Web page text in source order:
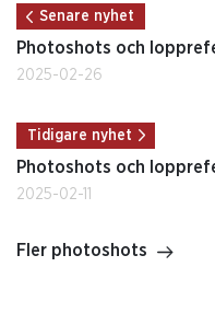
Senare nyhet
Photoshots och
2025-02-26
Tidigare nyhet
Photoshots och
2025-02-11
Fler photoshots